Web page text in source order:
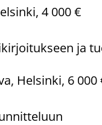
4 000 €
ja
Helsinki, 6 000